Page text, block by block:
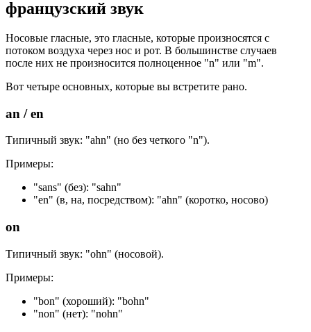
французский звук
Носовые гласные, это гласные, которые произносятся с
потоком воздуха через нос и рот. В большинстве случаев
после них не произносится полноценное "n" или "m".
Вот четыре основных, которые вы встретите рано.
an / en
Типичный звук: "ahn" (но без четкого "n").
Примеры:
"sans" (без): "sahn"
"en" (в, на, посредством): "ahn" (коротко, носово)
on
Типичный звук: "ohn" (носовой).
Примеры:
"bon" (хороший): "bohn"
"non" (нет): "nohn"